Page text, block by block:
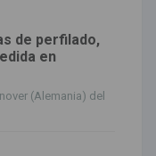
de perfilado,
en
(Alemania) del